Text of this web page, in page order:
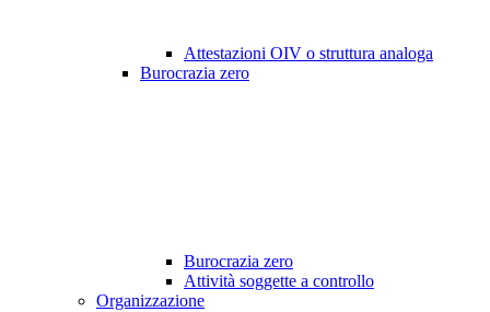
Attestazioni OIV o struttura analoga
Burocrazia zero
Burocrazia zero
Attività soggette a controllo
Organizzazione